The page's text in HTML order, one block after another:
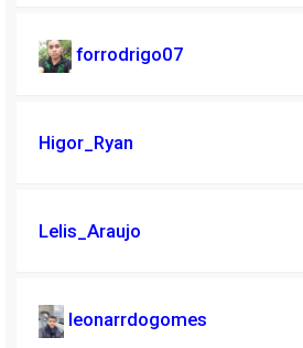
forrodrigo07
Higor_Ryan
Lelis_Araujo
leonarrdogomes